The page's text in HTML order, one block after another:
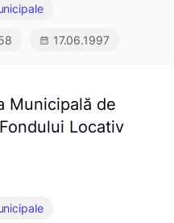
17.06.1997
Municipală de
Locativ